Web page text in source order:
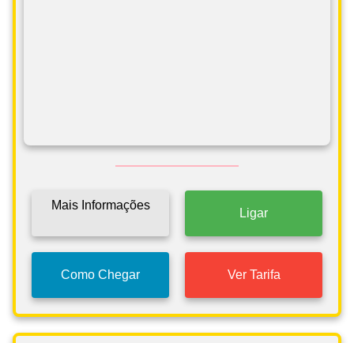
Mais Informações
Ligar
Como Chegar Ver Tarifa